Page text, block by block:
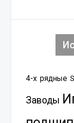
4-х рядные
Заводы